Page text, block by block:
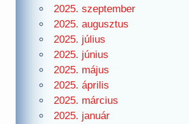
2025. szeptember
2025. augusztus
2025. július
2025. június
2025. május
2025. április
2025. március
2025. január